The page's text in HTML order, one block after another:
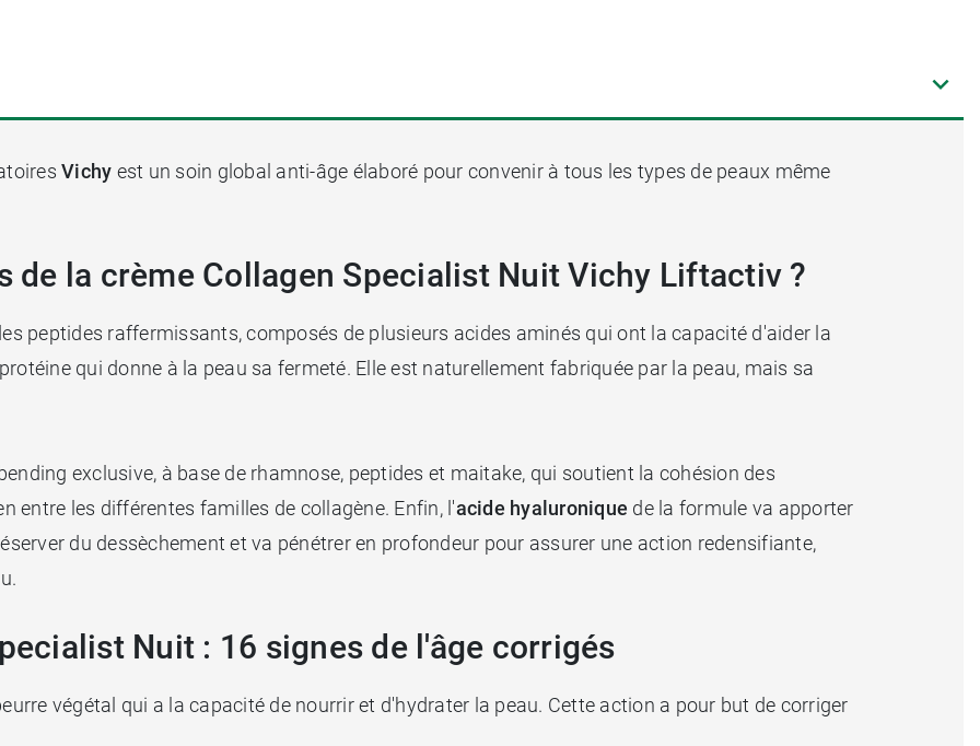
Vichy est un soin global anti-âge élaboré pour convenir à tous les types de peaux même
de la crème Collagen Specialist Nuit Vichy Liftactiv ?
peptides raffermissants, composés de plusieurs acides aminés qui ont la capacité d'aider la
qui donne à la peau sa fermeté. Elle est naturellement fabriquée par la peau, mais sa
exclusive, à base de rhamnose, peptides et maitake, qui soutient la cohésion des
entre les différentes familles de collagène. Enfin, l'acide hyaluronique de la formule va apporter
du dessèchement et va pénétrer en profondeur pour assurer une action redensifiante,
Nuit : 16 signes de l'âge corrigés
végétal qui a la capacité de nourrir et d'hydrater la peau. Cette action a pour but de corriger